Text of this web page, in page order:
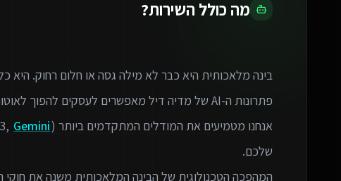
מה כולל השירות?
אנחנו מטמיעים את המודלים המתקדמים ביותר (GPT-4,
3, Gemini